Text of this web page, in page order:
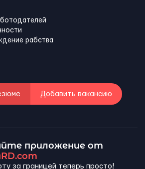
рабства
Добавить вакансию
приложение от
за границей теперь просто!